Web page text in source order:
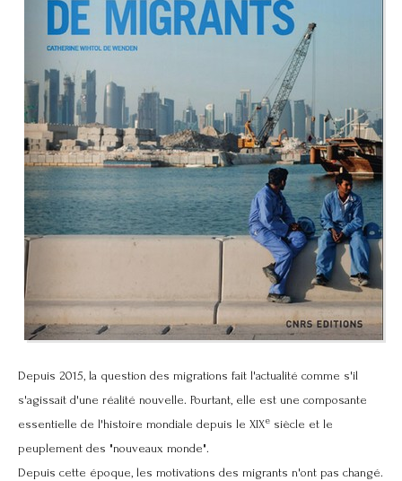
Depuis 2015, la question des migrations fait l'actualité comme s'il
s'agissait d'une réalité nouvelle. Pourtant, elle est une composante
essentielle de l'histoire mondiale depuis le XIXe siècle et le
peuplement des "nouveaux monde".
Depuis cette époque, les motivations des migrants n'ont pas changé.